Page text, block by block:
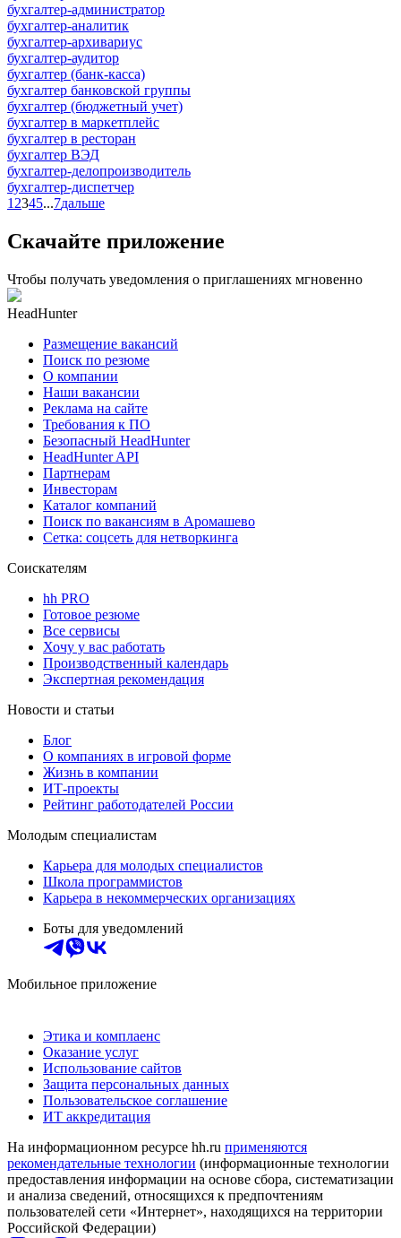
бухгалтер-администратор
бухгалтер-аналитик
бухгалтер-архивариус
бухгалтер-аудитор
бухгалтер (банк-касса)
бухгалтер банковской группы
бухгалтер (бюджетный учет)
бухгалтер в маркетплейс
бухгалтер в ресторан
бухгалтер ВЭД
бухгалтер-делопроизводитель
бухгалтер-диспетчер
1 2345...7дальше
Скачайте приложение
Чтобы получать уведомления о приглашениях мгновенно
HeadHunter
Размещение вакансий
Поиск по резюме
О компании
Наши вакансии
Реклама на сайте
Требования к ПО
Безопасный HeadHunter
HeadHunter API
Партнерам
Инвесторам
Каталог компаний
Поиск по вакансиям в Аромашево
Сетка: соцсеть для нетворкинга
Соискателям
hh PRO
Готовое резюме
Все сервисы
Хочу у вас работать
Производственный календарь
Экспертная рекомендация
Новости и статьи
Блог
О компаниях в игровой форме
Жизнь в компании
ИТ-проекты
Рейтинг работодателей России
Молодым специалистам
Карьера для молодых специалистов
Школа программистов
Карьера в некоммерческих организациях
Боты для уведомлений
Мобильное приложение
Этика и комплаенс
Оказание услуг
Использование сайтов
Защита персональных данных
Пользовательское соглашение
ИТ аккредитация
На информационном ресурсе hh.ru применяются
рекомендательные технологии (информационные технологии
предоставления информации на основе сбора, систематизации
и анализа сведений, относящихся к предпочтениям
пользователей сети «Интернет», находящихся на территории
Российской Федерации)